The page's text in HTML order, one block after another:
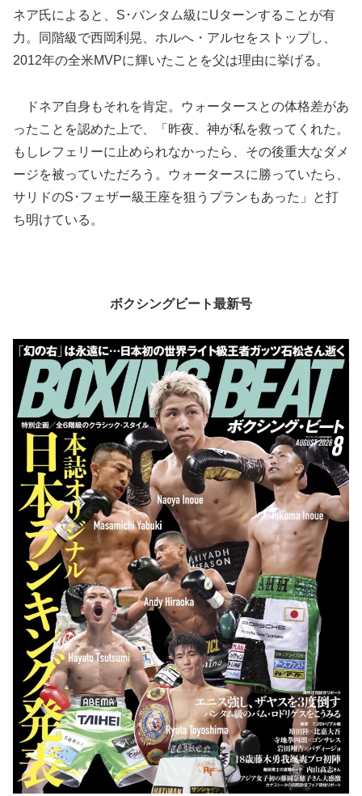
ネア氏によると、S･バンタム級にUターンすることが有
力。同階級で西岡利晃、ホルへ・アルセをストップし、
2012年の全米MVPに輝いたことを父は理由に挙げる。
ドネア自身もそれを肯定。ウォータースとの体格差があ
ったことを認めた上で、「昨夜、神が私を救ってくれた。
もしレフェリーに止められなかったら、その後重大なダメ
ージを被っていただろう。ウォータースに勝っていたら、
サリドのS･フェザー級王座を狙うプランもあった」と打
ち明けている。
ボクシングビート最新号